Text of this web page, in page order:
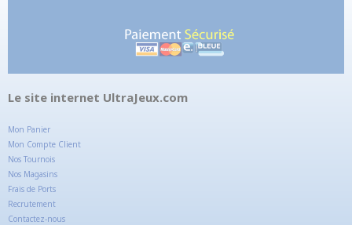
Le site internet UltraJeux.com
Mon Panier
Mon Compte Client
Nos Tournois
Nos Magasins
Frais de Ports
Recrutement
Contactez-nous